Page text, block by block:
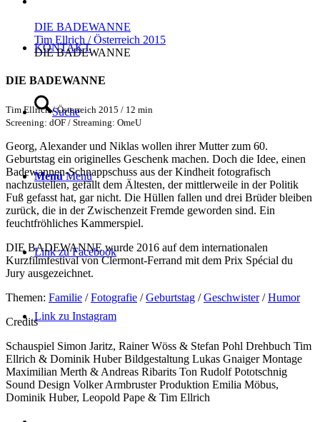
KONTAKT
Suche
Menü Menü
Link zu Facebook
Link zu Instagram
DIE BADEWANNE
Tim Ellrich / Österreich 2015
DIE BADEWANNE
DIE BADEWANNE
Tim Ellrich / Österreich 2015 / 12 min
Screening: dOF / Streaming: OmeU
Georg, Alexander und Niklas wollen ihrer Mutter zum 60.
Geburtstag ein originelles Geschenk machen. Doch die Idee, einen
Badewannen-Schnappschuss aus der Kindheit fotografisch
nachzustellen, gefällt dem Ältesten, der mittlerweile in der Politik
Fuß gefasst hat, gar nicht. Die Hüllen fallen und drei Brüder bleiben
zurück, die in der Zwischenzeit Fremde geworden sind. Ein
feuchtfröhliches Kammerspiel.
DIE BADEWANNE wurde 2016 auf dem internationalen
Kurzfilmfestival von Clermont-Ferrand mit dem Prix Spécial du
Jury ausgezeichnet.
Themen: Familie /Fotografie /Geburtstag /Geschwister/Humor
Credits
Schauspiel Simon Jaritz, Rainer Wöss & Stefan Pohl Drehbuch Tim
Ellrich & Dominik Huber Bildgestaltung Lukas Gnaiger Montage
Maximilian Merth & Andreas Ribarits Ton Rudolf Pototschnig
Sound Design Volker Armbruster Produktion Emilia Möbus,
Dominik Huber, Leopold Pape & Tim Ellrich